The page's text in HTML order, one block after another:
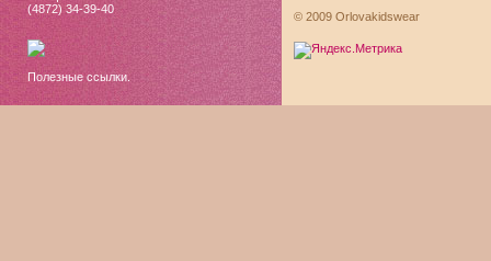
(4872) 34-39-40
Полезные ссылки.
© 2009 Orlovakidswear